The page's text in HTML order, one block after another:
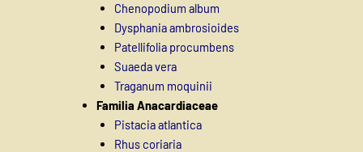
Chenopodium album
Dysphania ambrosioides
Patellifolia procumbens
Suaeda vera
Traganum moquinii
Familia Anacardiaceae
Pistacia atlantica
Rhus coriaria